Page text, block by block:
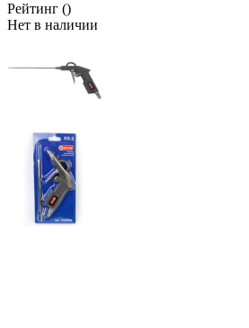
Рейтинг ()
Нет в наличии